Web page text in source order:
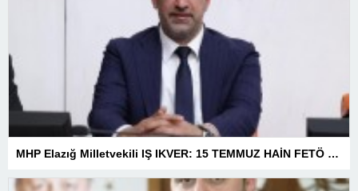
MHP Elazığ Milletvekili IŞ IKVER: 15 TEMMUZ HAİN FETÖ KALKIŞMASI TÜRKİYE’Yİ İŞGAL GİRİŞİMİDİR